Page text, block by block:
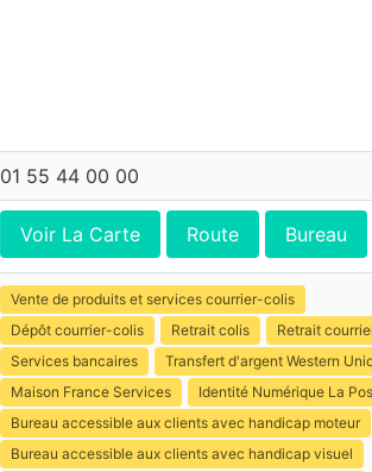
01 55 44 00 00
Voir La Carte Route Bureau
Vente de produits et services courrier-colis
Dépôt courrier-colis
Retrait colis
Retrait
Services bancaires
Transfert d'argent Western
Maison France Services
Identité Numérique La
Bureau accessible aux clients avec handicap moteur
Bureau accessible aux clients avec handicap visuel